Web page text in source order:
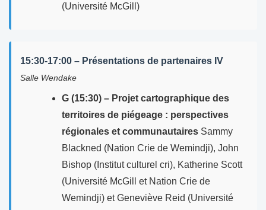
(Université McGill)
15:30-17:00 – Présentations de partenaires IV
Salle Wendake
G (15:30) – Projet cartographique des
territoires de piégeage : perspectives
régionales et communautaires Sammy
Blackned (Nation Crie de Wemindji), John
Bishop (Institut culturel cri), Katherine Scott
(Université McGill et Nation Crie de
Wemindji) et Geneviève Reid (Université